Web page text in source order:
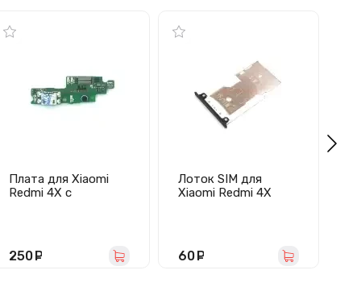
Плата для Xiaomi
Redmi 4X с
250
Лоток SIM для
Xiaomi Redmi 4X
60